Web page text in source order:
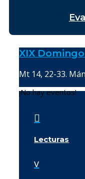
XIX
Mt 14, 22-33.
¡No hay eventos!

Lecturas
v